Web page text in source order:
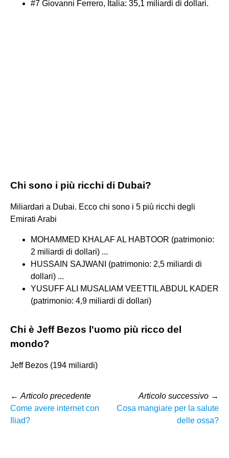
#7 Giovanni Ferrero, Italia: 35,1 miliardi di dollari.
Chi sono i più ricchi di Dubai?
Miliardari a Dubai. Ecco chi sono i 5 più ricchi degli
Emirati Arabi
MOHAMMED KHALAF AL HABTOOR (patrimonio:
2 miliardi di dollari) ...
HUSSAIN SAJWANI (patrimonio: 2,5 miliardi di
dollari) ...
YUSUFF ALI MUSALIAM VEETTIL ABDUL KADER
(patrimonio: 4,9 miliardi di dollari)
Chi è Jeff Bezos l'uomo più ricco del
mondo?
Jeff Bezos (194 miliardi)
← Articolo precedente
Come avere internet con
Iliad?
Articolo successivo →
Cosa mangiare per la salute
delle ossa?